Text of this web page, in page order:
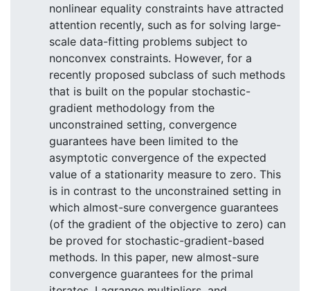
nonlinear equality constraints have attracted
attention recently, such as for solving large-
scale data-fitting problems subject to
nonconvex constraints. However, for a
recently proposed subclass of such methods
that is built on the popular stochastic-
gradient methodology from the
unconstrained setting, convergence
guarantees have been limited to the
asymptotic convergence of the expected
value of a stationarity measure to zero. This
is in contrast to the unconstrained setting in
which almost-sure convergence guarantees
(of the gradient of the objective to zero) can
be proved for stochastic-gradient-based
methods. In this paper, new almost-sure
convergence guarantees for the primal